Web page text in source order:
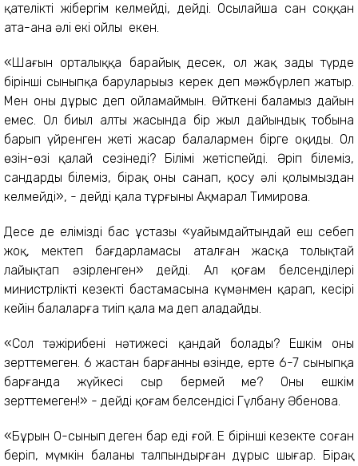
қателікті жібергім келмейді, дейді. Осылайша сан соққан
ата-ана әлі екі ойлы екен.
«Шағын орталыққа барайық десек, ол жақ заңды түрде
бірінші сыныпқа баруларыңыз керек деп мәжбүрлеп жатыр.
Мен оны дұрыс деп ойламаймын. Өйткені баламыз дайын
емес. Ол биыл алты жасында бір жыл дайындық тобына
барып үйренген жеті жасар балалармен бірге оқиды. Ол
өзін-өзі қалай сезінеді? Білімі жетіспейді. Әріп білеміз,
сандарды білеміз, бірақ оны санап, қосу әлі қолымыздан
келмейді», - дейді қала тұрғыны Ақмарал Тимирова.
Десе де еліміздің бас ұстазы «уайымдайтындай еш себеп
жоқ, мектеп бағдарламасы аталған жасқа толықтай
лайықтап әзірленген» дейді. Ал қоғам белсенділері
министрліктің кезекті бастамасына күмәнмен қарап, кесірі
кейін балаларға тиіп қала ма деп алаңдайды.
«Сол тәжірибенің нәтижесі қандай болады? Ешкім оны
зерттемеген. 6 жастан барғанның өзінде, ертең 6-7 сыныпқа
барғанда жүйкесі сыр бермей ме? Оны ешкім
зерттемеген!» - дейді қоғам белсендісі Гүлбану Әбенова.
«Бұрын 0-сынып деген бар еді ғой. Ең бірінші кезекте соған
беріп, мүмкін баланы талпындырған дұрыс шығар. Бірақ